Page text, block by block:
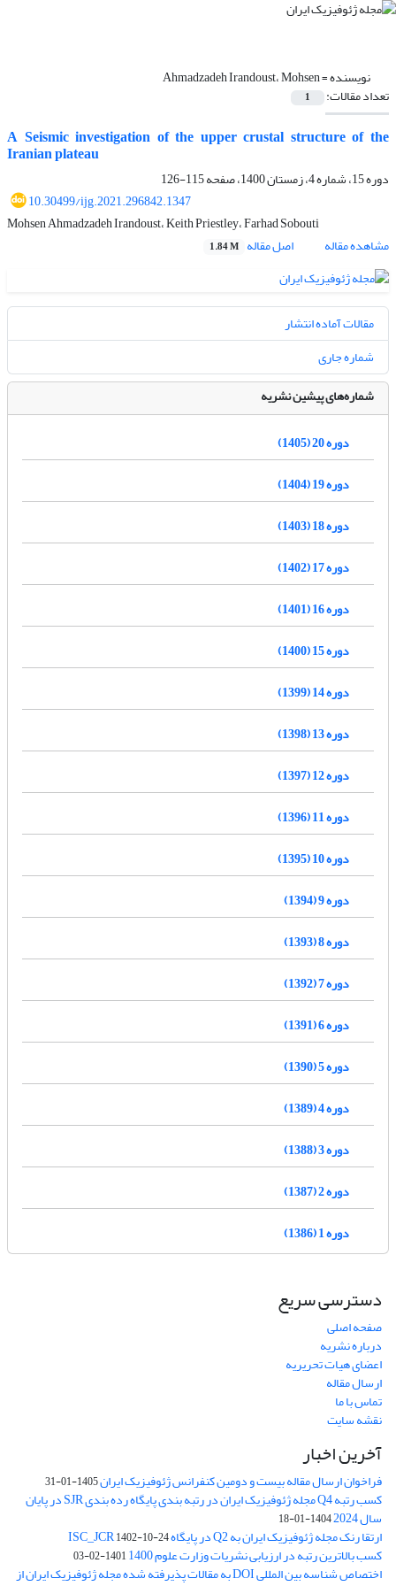
نویسنده =Ahmadzadeh Irandoust، Mohsen
تعداد مقالات: 1
A Seismic investigation of the upper crustal structure of the
Iranian plateau
دوره 15، شماره 4، زمستان 1400، صفحه
115-126
10.30499/ijg.2021.296842.1347
Mohsen Ahmadzadeh Irandoust، Keith Priestley، Farhad Sobouti
مشاهده مقاله
اصل مقاله 1.84 M
مقالات آماده انتشار
شماره جاری
شماره‌های پیشین نشریه
دوره 20 (1405)
دوره 19 (1404)
دوره 18 (1403)
دوره 17 (1402)
دوره 16 (1401)
دوره 15 (1400)
دوره 14 (1399)
دوره 13 (1398)
دوره 12 (1397)
دوره 11 (1396)
دوره 10 (1395)
دوره 9 (1394)
دوره 8 (1393)
دوره 7 (1392)
دوره 6 (1391)
دوره 5 (1390)
دوره 4 (1389)
دوره 3 (1388)
دوره 2 (1387)
دوره 1 (1386)
دسترسی سریع
صفحه اصلی
درباره نشریه
اعضای هیات تحریریه
ارسال مقاله
تماس با ما
نقشه سایت
آخرین اخبار
فراخوان ارسال مقاله بیست و دومین کنفرانس ژئوفیزیک ایران1405-01-31
کسب رتبه Q4 مجله ژئوفیزیک ایران در رتبه بندی پایگاه رده بندی SJR در پایان
سال 2024 1404-01-18
ارتقا رنک مجله ژئوفیزیک ایران به Q2 در پایگاه ISC_JCR 1402-10-24
کسب بالاترین رتبه در ارزیابی نشریات وزارت علوم 1400 1401-02-03
اختصاص شناسه بین المللی DOI به مقالات پذیرفته شده مجله ژئوفیزیک ایران از